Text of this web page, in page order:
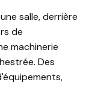
salle, derrière
de
machinerie
Des